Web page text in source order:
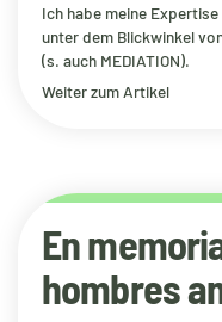
Ich habe meine
unter dem Blickwinkel
(s. auch MEDIATION).
Weiter zum Artikel
En
hombres